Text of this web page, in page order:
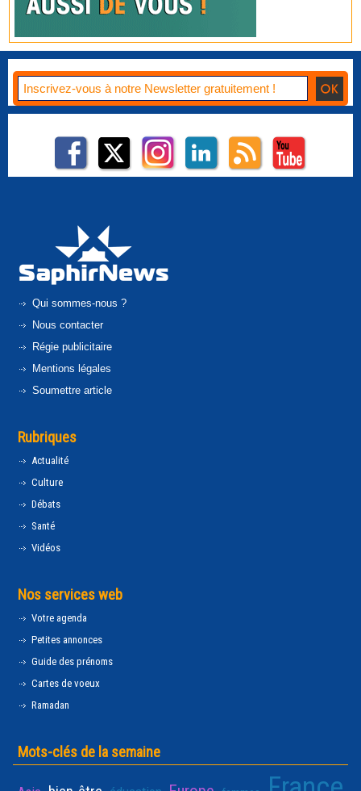
Qui sommes-nous ?
Nous contacter
Régie publicitaire
Mentions légales
Soumettre article
Rubriques
Actualité
Culture
Débats
Santé
Vidéos
Nos services web
Votre agenda
Petites annonces
Guide des prénoms
Cartes de voeux
Ramadan
Mots-clés de la semaine